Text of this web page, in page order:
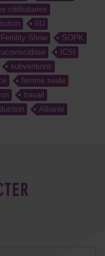
célibataires
IIU
Fertility Show
SOPK
ICSI
subventions
femme seule
travail
Albanie